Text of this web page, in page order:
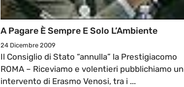
A Pagare È Sempre E Solo L’Ambiente
24 Dicembre 2009
Il Consiglio di Stato “annulla” la Prestigiacomo
ROMA – Riceviamo e volentieri pubblichiamo un
intervento di Erasmo Venosi, tra i ...